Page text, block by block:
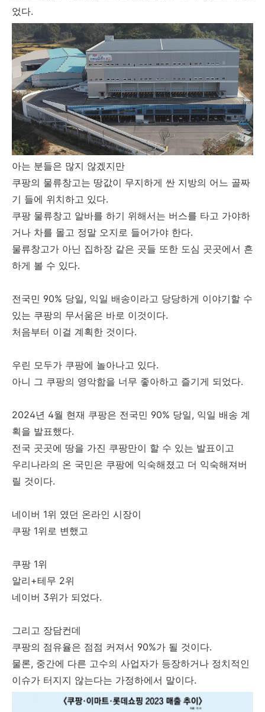
었다.
아는 분들은 많지 않겠지만
쿠팡의 물류창고는 땅값이 무지하게 싼 지방의 어느 골짜
기 들에 위치하고 있다.
쿠팡 물류창고 알바를 하기 위해서는 버스를 타고 가야하
거나 차를 몰고 정말 오지로 들어가야 한다.
물류창고가 아닌 집하장 같은 곳들 또한 도심 곳곳에서 흔
하게 볼 수 있다.
전국민 90% 당일, 익일 배송이라고 당당하게 이야기할 수
있는 쿠팡의 무서움은 바로 이것이다.
처음부터 이걸 계획한 것이다.
우린 모두가 쿠팡에 놀아나고 있다.
아니 그 쿠팡의 영악함을 너무 좋아하고 즐기게 되었다.
2024년 4월 현재 쿠팡은 전국민 90% 당일, 익일 배송 계
획을 발표했다.
전국 곳곳에 땅을 가진 쿠팡만이 할 수 있는 발표이고
우리나라의 온 국민은 쿠팡에 익숙해졌고 더 익숙해져버
릴 것이다.
네이버 1위 였던 온라인 시장이
쿠팡 1위로 변했고
쿠팡 1위
알리+테무 2위
네이버 3위가 되었다.
그리고 장담컨데
쿠팡의 점유율은 점점 커져서 90%가 될 것이다.
물론, 중간에 다른 고수의 사업자가 등장하거나 정치적인
이슈가 터지지 않는다는 가정하에서 말이다.